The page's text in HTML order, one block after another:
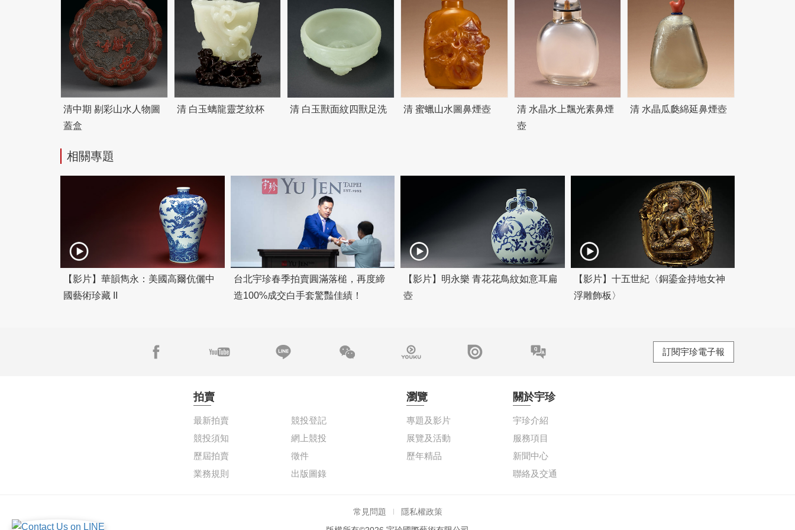
清中期 剔彩山水人物圖
蓋盒
清 白玉螭龍靈芝紋杯 清 白玉獸面紋四獸足洗 清 蜜蠟山水圖鼻煙壺
清 水晶水上飄光素鼻煙
壺
清 水晶瓜瓞綿延鼻煙壺
相關專題
【影片】華韻雋永：美國高爾伉儷中
國藝術珍藏 II
台北宇珍春季拍賣圓滿落槌，再度締
造100%成交白手套驚豔佳績！
【影片】明永樂 青花花鳥紋如意耳扁
壺
【影片】十五世紀〈銅鎏金持地女神
浮雕飾板〉
訂閱宇珍電子報
拍賣
最新拍賣
競投登記
競投須知
網上競投
歷屆拍賣
徵件
業務規則
出版圖錄
瀏覽
專題及影片
展覽及活動
歷年精品
關於宇珍
宇珍介紹
服務項目
新聞中心
聯絡及交通
常見問題
隱私權政策